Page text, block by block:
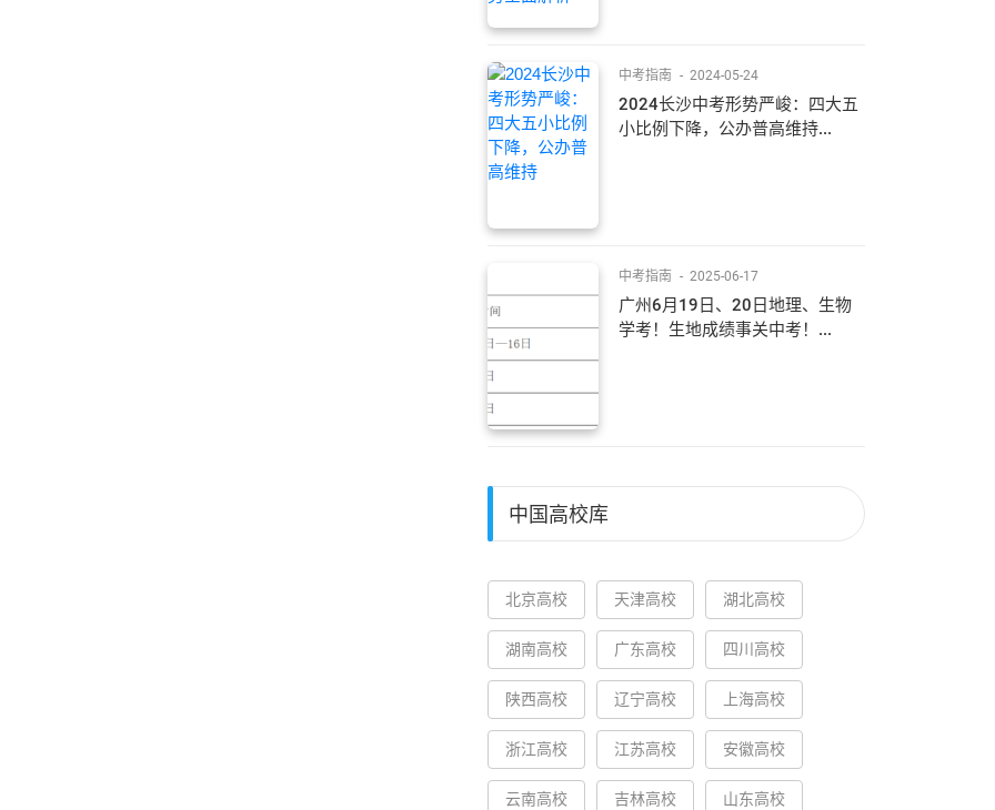
中考指南 - 2024-05-24
2024长沙中考形势严峻：四大五
小比例下降，公办普高维持...
中考指南 - 2025-06-17
广州6月19日、20日地理、生物
学考！生地成绩事关中考！...
中国高校库
北京高校 天津高校 湖北高校
湖南高校 广东高校 四川高校
陕西高校 辽宁高校 上海高校
浙江高校 江苏高校 安徽高校
云南高校 吉林高校 山东高校